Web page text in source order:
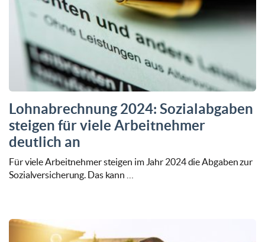
Lohnabrechnung 2024: Sozialabgaben
steigen für viele Arbeitnehmer
deutlich an
Für viele Arbeitnehmer steigen im Jahr 2024 die Abgaben zur
Sozialversicherung. Das kann …